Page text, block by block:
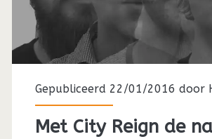
Gepubliceerd 22/01/2016 door
Met City Reign de